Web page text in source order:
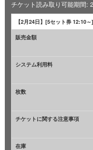
チケット読み取り可能期間:
【2月24日】[5セット券 12:10
販売金額
システム利用料
枚数
チケットに関する注意事項
在庫